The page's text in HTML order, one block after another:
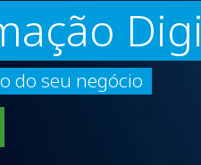
do seu negócio